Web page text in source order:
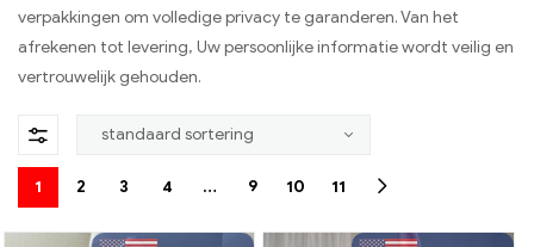
verpakkingen om volledige privacy te garanderen. Van het
afrekenen tot levering, Uw persoonlijke informatie wordt veilig en
vertrouwelijk gehouden.
1 2 3 4 … 9 10 11